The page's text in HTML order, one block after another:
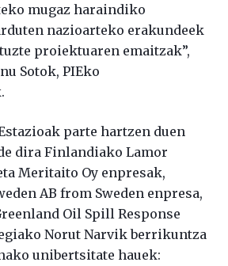
mugaz haraindiko
nazioarteko erakundeek
proiektuaren emaitzak”,
Sotok, PIEko
parte hartzen duen
dira Finlandiako Lamor
Meritaito Oy enpresak,
AB from Sweden enpresa,
Oil Spill Response
Norut Narvik berrikuntza
unibertsitate hauek: